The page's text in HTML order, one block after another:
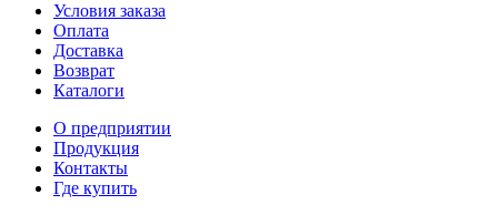
Условия заказа
Оплата
Доставка
Возврат
Каталоги
О предприятии
Продукция
Контакты
Где купить